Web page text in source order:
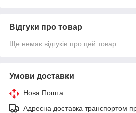
Відгуки про товар
Ще немає відгуків про цей товар
Умови доставки
Нова Пошта
Адресна доставка транспортом